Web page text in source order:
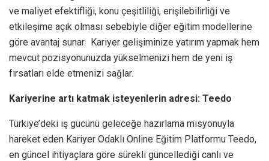
ve maliyet efektifliği, konu çeşitliliği, erişilebilirliği ve
etkileşime açık olması sebebiyle diğer eğitim modellerine
göre avantaj sunar. Kariyer gelişiminize yatırım yapmak hem
mevcut pozisyonunuzda yükselmenizi hem de yeni iş
fırsatları elde etmenizi sağlar.
Kariyerine artı katmak isteyenlerin adresi: Teedo
Türkiye’deki iş gücünü geleceğe hazırlama misyonuyla
hareket eden Kariyer Odaklı Online Eğitim Platformu Teedo,
en güncel ihtiyaçlara göre sürekli güncellediği canlı ve